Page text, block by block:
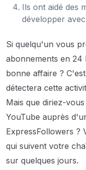
Ils ont aidé des
développer
Si quelqu'un vous
abonnements en
bonne affaire ?
détectera cette
Mais que diriez-
YouTube auprès
ExpressFollowers ?
qui suivent votre
sur quelques jours.